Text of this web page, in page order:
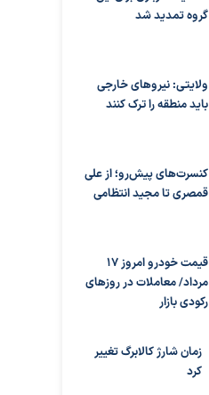
گروه تمدید شد
ولایتی: نیروهای خارجی
باید منطقه را ترک کنند
کنسرت‌های پیش‌رو؛ از علی
قمصری تا مجید انتظامی
قیمت خودرو امروز ۱۷
مرداد/ معاملات در روزهای
رکودی بازار
زمان شارژ کالابرگ تغییر
کرد